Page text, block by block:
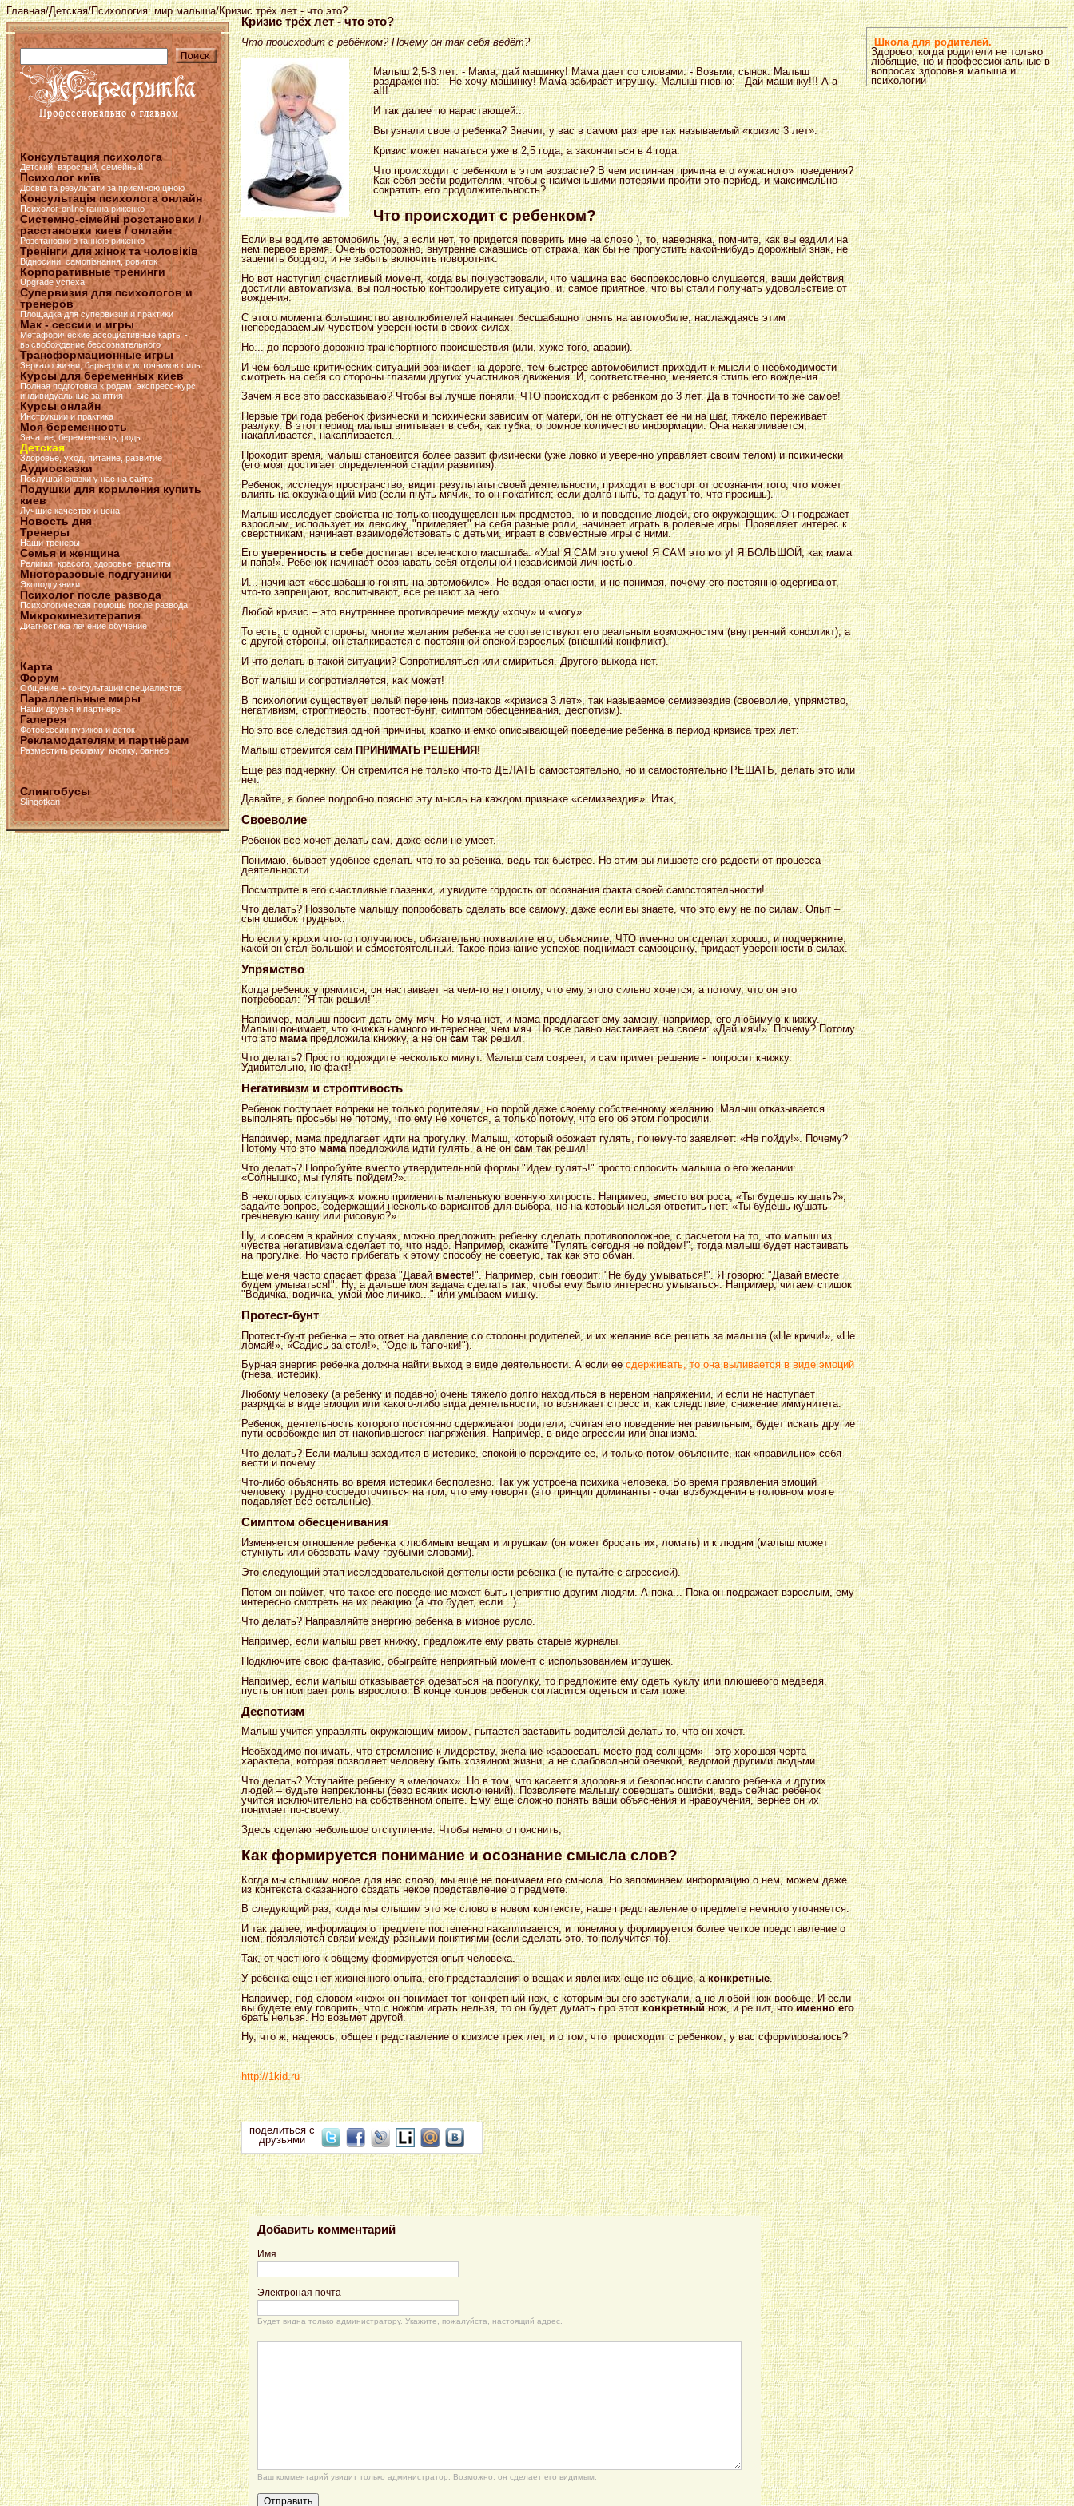
Главная/Детская/Психология: мир малыша/Кризис трёх лет - что это?
Консультация психолога
Детский, взрослый, семейный
Психолог київ
Досвід та результати за приємною ціною
Консультація психолога онлайн
Психолог-online ганна риженко
Системно-сімейні розстановки /
расстановки киев / онлайн
Розстановки з ганною риженко
Тренінги для жінок та чоловіків
Відносини, самопізнання, ровиток
Корпоративные тренинги
Upgrade успеха
Супервизия для психологов и
тренеров
Площадка для супервизии и практики
Мак - сессии и игры
Метафорические ассоциативные карты -
высвобождение бессознательного
Трансформационные игры
Зеркало жизни, барьеров и источников силы
Курсы для беременных киев
Полная подготовка к родам, экспресс-курс,
индивидуальные занятия
Курсы онлайн
Инструкции и практика
Моя беременность
Зачатие, беременность, роды
Детская
Здоровье, уход, питание, развитие
Аудиосказки
Послушай сказки у нас на сайте
Подушки для кормления купить
киев
Лучшие качество и цена
Новость дня
Тренеры
Наши тренеры
Семья и женщина
Религия, красота, здоровье, рецепты
Многоразовые подгузники
Экоподгузники
Психолог после развода
Психологическая помощь после развода
Микрокинезитерапия
Диагностика лечение обучение
Карта
Форум
Общение + консультации специалистов
Параллельные миры
Наши друзья и партнёры
Галерея
Фотосессии пузиков и деток
Рекламодателям и партнёрам
Разместить рекламу, кнопку, баннер
Слингобусы
Slingotkan
Кризис трёх лет - что это?
Что происходит с ребёнком? Почему он так себя ведёт?
Малыш 2,5-3 лет: - Мама, дай машинку! Мама дает со словами: - Возьми, сынок. Малыш
раздраженно: - Не хочу машинку! Мама забирает игрушку. Малыш гневно: - Дай машинку!!! А-а-
а!!!
И так далее по нарастающей...
Вы узнали своего ребенка? Значит, у вас в самом разгаре так называемый «кризис 3 лет».
Кризис может начаться уже в 2,5 года, а закончиться в 4 года.
Что происходит с ребенком в этом возрасте? В чем истинная причина его «ужасного» поведения?
Как себя вести родителям, чтобы с наименьшими потерями пройти это период, и максимально
сократить его продолжительность?
Что происходит с ребенком?
Если вы водите автомобиль (ну, а если нет, то придется поверить мне на слово ), то, наверняка, помните, как вы ездили на
нем первое время. Очень осторожно, внутренне сжавшись от страха, как бы не пропустить какой-нибудь дорожный знак, не
зацепить бордюр, и не забыть включить поворотник.
Но вот наступил счастливый момент, когда вы почувствовали, что машина вас беспрекословно слушается, ваши действия
достигли автоматизма, вы полностью контролируете ситуацию, и, самое приятное, что вы стали получать удовольствие от
вождения.
С этого момента большинство автолюбителей начинает бесшабашно гонять на автомобиле, наслаждаясь этим
непередаваемым чувством уверенности в своих силах.
Но... до первого дорожно-транспортного происшествия (или, хуже того, аварии).
И чем больше критических ситуаций возникает на дороге, тем быстрее автомобилист приходит к мысли о необходимости
смотреть на себя со стороны глазами других участников движения. И, соответственно, меняется стиль его вождения.
Зачем я все это рассказываю? Чтобы вы лучше поняли, ЧТО происходит с ребенком до 3 лет. Да в точности то же самое!
Первые три года ребенок физически и психически зависим от матери, он не отпускает ее ни на шаг, тяжело переживает
разлуку. В этот период малыш впитывает в себя, как губка, огромное количество информации. Она накапливается,
накапливается, накапливается...
Проходит время, малыш становится более развит физически (уже ловко и уверенно управляет своим телом) и психически
(его мозг достигает определенной стадии развития).
Ребенок, исследуя пространство, видит результаты своей деятельности, приходит в восторг от осознания того, что может
влиять на окружающий мир (если пнуть мячик, то он покатится; если долго ныть, то дадут то, что просишь).
Малыш исследует свойства не только неодушевленных предметов, но и поведение людей, его окружающих. Он подражает
взрослым, использует их лексику, "примеряет" на себя разные роли, начинает играть в ролевые игры. Проявляет интерес к
сверстникам, начинает взаимодействовать с детьми, играет в совместные игры с ними.
Егоуверенность в себедостигает вселенского масштаба: «Ура! Я САМ это умею! Я САМ это могу! Я БОЛЬШОЙ, как мама
и папа!». Ребенок начинает осознавать себя отдельной независимой личностью.
И... начинает «бесшабашно гонять на автомобиле». Не ведая опасности, и не понимая, почему его постоянно одергивают,
что-то запрещают, воспитывают, все решают за него.
Любой кризис – это внутреннее противоречие между «хочу» и «могу».
То есть, с одной стороны, многие желания ребенка не соответствуют его реальным возможностям (внутренний конфликт), а
с другой стороны, он сталкивается с постоянной опекой взрослых (внешний конфликт).
И что делать в такой ситуации? Сопротивляться или смириться. Другого выхода нет.
Вот малыш и сопротивляется, как может!
В психологии существует целый перечень признаков «кризиса 3 лет», так называемое семизвездие (своеволие, упрямство,
негативизм, строптивость, протест-бунт, симптом обесценивания, деспотизм).
Но это все следствия одной причины, кратко и емко описывающей поведение ребенка в период кризиса трех лет:
Малыш стремится самПРИНИМАТЬ РЕШЕНИЯ!
Еще раз подчеркну. Он стремится не только что-то ДЕЛАТЬ самостоятельно, но и самостоятельно РЕШАТЬ, делать это или
нет.
Давайте, я более подробно поясню эту мысль на каждом признаке «семизвездия». Итак,
Своеволие
Ребенок все хочет делать сам, даже если не умеет.
Понимаю, бывает удобнее сделать что-то за ребенка, ведь так быстрее. Но этим вы лишаете его радости от процесса
деятельности.
Посмотрите в его счастливые глазенки, и увидите гордость от осознания факта своей самостоятельности!
Что делать? Позвольте малышу попробовать сделать все самому, даже если вы знаете, что это ему не по силам. Опыт –
сын ошибок трудных.
Но если у крохи что-то получилось, обязательно похвалите его, объясните, ЧТО именно он сделал хорошо, и подчеркните,
какой он стал большой и самостоятельный. Такое признание успехов поднимает самооценку, придает уверенности в силах.
Упрямство
Когда ребенок упрямится, он настаивает на чем-то не потому, что ему этого сильно хочется, а потому, что он это
потребовал: "Я так решил!".
Например, малыш просит дать ему мяч. Но мяча нет, и мама предлагает ему замену, например, его любимую книжку.
Малыш понимает, что книжка намного интереснее, чем мяч. Но все равно настаивает на своем: «Дай мяч!». Почему? Потому
что этомамапредложила книжку, а не онсамтак решил.
Что делать? Просто подождите несколько минут. Малыш сам созреет, и сам примет решение - попросит книжку.
Удивительно, но факт!
Негативизм и строптивость
Ребенок поступает вопреки не только родителям, но порой даже своему собственному желанию. Малыш отказывается
выполнять просьбы не потому, что ему не хочется, а только потому, что его об этом попросили.
Например, мама предлагает идти на прогулку. Малыш, который обожает гулять, почему-то заявляет: «Не пойду!». Почему?
Потому что этомамапредложила идти гулять, а не онсамтак решил!
Что делать? Попробуйте вместо утвердительной формы "Идем гулять!" просто спросить малыша о его желании:
«Солнышко, мы гулять пойдем?».
В некоторых ситуациях можно применить маленькую военную хитрость. Например, вместо вопроса, «Ты будешь кушать?»,
задайте вопрос, содержащий несколько вариантов для выбора, но на который нельзя ответить нет: «Ты будешь кушать
гречневую кашу или рисовую?».
Ну, и совсем в крайних случаях, можно предложить ребенку сделать противоположное, с расчетом на то, что малыш из
чувства негативизма сделает то, что надо. Например, скажите "Гулять сегодня не пойдем!", тогда малыш будет настаивать
на прогулке. Но часто прибегать к этому способу не советую, так как это обман.
Еще меня часто спасает фраза "Давайвместе!". Например, сын говорит: "Не буду умываться!". Я говорю: "Давай вместе
будем умываться!". Ну, а дальше моя задача сделать так, чтобы ему было интересно умываться. Например, читаем стишок
"Водичка, водичка, умой мое личико..." или умываем мишку.
Протест-бунт
Протест-бунт ребенка – это ответ на давление со стороны родителей, и их желание все решать за малыша («Не кричи!», «Не
ломай!», «Садись за стол!», "Одень тапочки!").
Бурная энергия ребенка должна найти выход в виде деятельности. А если еесдерживать, то она выливается в виде эмоций
(гнева, истерик).
Любому человеку (а ребенку и подавно) очень тяжело долго находиться в нервном напряжении, и если не наступает
разрядка в виде эмоции или какого-либо вида деятельности, то возникает стресс и, как следствие, снижение иммунитета.
Ребенок, деятельность которого постоянно сдерживают родители, считая его поведение неправильным, будет искать другие
пути освобождения от накопившегося напряжения. Например, в виде агрессии или онанизма.
Что делать? Если малыш заходится в истерике, спокойно переждите ее, и только потом объясните, как «правильно» себя
вести и почему.
Что-либо объяснять во время истерики бесполезно. Так уж устроена психика человека. Во время проявления эмоций
человеку трудно сосредоточиться на том, что ему говорят (это принцип доминанты - очаг возбуждения в головном мозге
подавляет все остальные).
Симптом обесценивания
Изменяется отношение ребенка к любимым вещам и игрушкам (он может бросать их, ломать) и к людям (малыш может
стукнуть или обозвать маму грубыми словами).
Это следующий этап исследовательской деятельности ребенка (не путайте с агрессией).
Потом он поймет, что такое его поведение может быть неприятно другим людям. А пока... Пока он подражает взрослым, ему
интересно смотреть на их реакцию (а что будет, если…).
Что делать? Направляйте энергию ребенка в мирное русло.
Например, если малыш рвет книжку, предложите ему рвать старые журналы.
Подключите свою фантазию, обыграйте неприятный момент с использованием игрушек.
Например, если малыш отказывается одеваться на прогулку, то предложите ему одеть куклу или плюшевого медведя,
пусть он поиграет роль взрослого. В конце концов ребенок согласится одеться и сам тоже.
Деспотизм
Малыш учится управлять окружающим миром, пытается заставить родителей делать то, что он хочет.
Необходимо понимать, что стремление к лидерству, желание «завоевать место под солнцем» – это хорошая черта
характера, которая позволяет человеку быть хозяином жизни, а не слабовольной овечкой, ведомой другими людьми.
Что делать? Уступайте ребенку в «мелочах». Но в том, что касается здоровья и безопасности самого ребенка и других
людей – будьте непреклонны (безо всяких исключений). Позволяете малышу совершать ошибки, ведь сейчас ребенок
учится исключительно на собственном опыте. Ему еще сложно понять ваши объяснения и нравоучения, вернее он их
понимает по-своему.
Здесь сделаю небольшое отступление. Чтобы немного пояснить,
Как формируется понимание и осознание смысла слов?
Когда мы слышим новое для нас слово, мы еще не понимаем его смысла. Но запоминаем информацию о нем, можем даже
из контекста сказанного создать некое представление о предмете.
В следующий раз, когда мы слышим это же слово в новом контексте, наше представление о предмете немного уточняется.
И так далее, информация о предмете постепенно накапливается, и понемногу формируется более четкое представление о
нем, появляются связи между разными понятиями (если сделать это, то получится то).
Так, от частного к общему формируется опыт человека.
У ребенка еще нет жизненного опыта, его представления о вещах и явлениях еще не общие, аконкретные.
Например, под словом «нож» он понимает тот конкретный нож, с которым вы его застукали, а не любой нож вообще. И если
вы будете ему говорить, что с ножом играть нельзя, то он будет думать про этотконкретныйнож, и решит, чтоименно его
брать нельзя. Но возьмет другой.
Ну, что ж, надеюсь, общее представление о кризисе трех лет, и о том, что происходит с ребенком, у вас сформировалось?
http://1kid.ru
поделиться с
друзьями
Добавить комментарий
Имя
Электроная почта
Будет видна только администратору. Укажите, пожалуйста, настоящий адрес.
Ваш комментарий увидит только администратор. Возможно, он сделает его видимым.
Школа для родителей.
Здорово, когда родители не только
любящие, но и профессиональные в
вопросах здоровья малыша и
психологии